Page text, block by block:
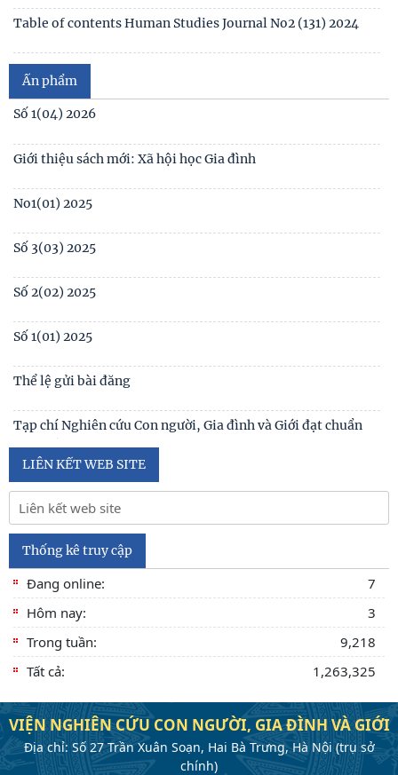
Mục lục Tạp chí Nghiên cứu Con người số 2(131) năm 2024
Mục lục Tạp chí Nghiên cứu Con người số 1(130) năm 2024
Table of contents Human Studies Journal No. 5 (128) (2023)
Ấn phẩm
Số 1(04) 2026
Giới thiệu sách mới: Xã hội học Gia đình
No1(01) 2025
Số 3(03) 2025
Số 2(02) 2025
Số 1(01) 2025
Thể lệ gửi bài đăng
Tạp chí Nghiên cứu Con người, Gia đình và Giới đạt chuẩn
Số 1 -2026
Nội hàm của quyền con người được sống trong môi trường
trong lành, bền vững (Lê Hồng Hạnh
LIÊN KẾT WEB SITE
Thống kê truy cập
Đang online:
7
Trong tuần:
9,218
Tất cả:
1,263,325